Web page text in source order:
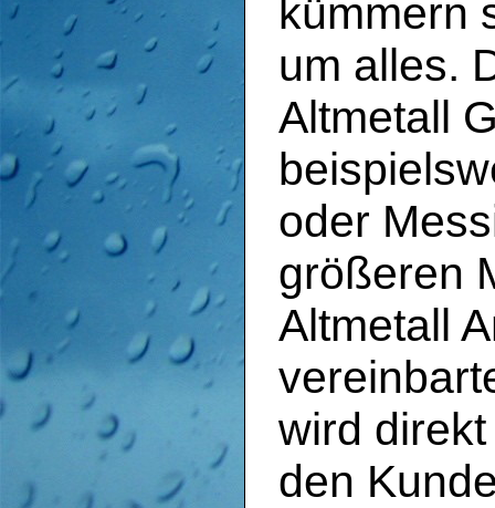
kümmern
um alles.
Altmetall
oder
größeren
Altmetall
wird
den